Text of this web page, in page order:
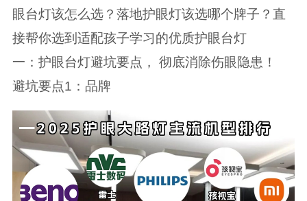
眼台灯该怎么选？落地护眼灯该选哪个牌子？直
接帮你选到适配孩子学习的优质护眼台灯
一：护眼台灯避坑要点， 彻底消除伤眼隐患！
避坑要点1：品牌